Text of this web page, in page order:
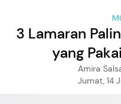
3 Lamaran
yang
Amira
Jumat, 14